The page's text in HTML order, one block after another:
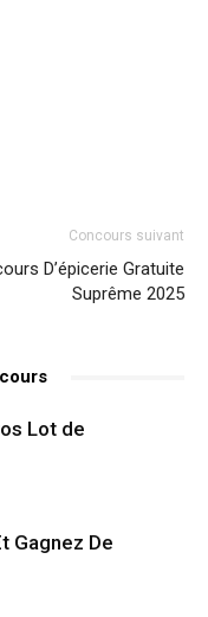
Concours suivant
D’épicerie Gratuite
Suprême 2025
Lot de
Gagnez De